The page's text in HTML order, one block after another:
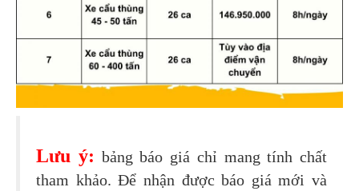
Lưu ý: bảng báo giá chỉ mang tính chất
tham khảo. Để nhận được báo giá mới và